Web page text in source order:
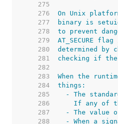
   275
   276
   277
   278
   279
   280
   281
   282
   283
   284
   285
   286
   287
   288